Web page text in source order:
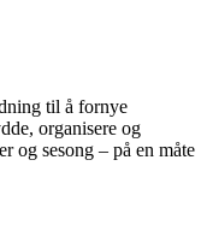
til å fornye
organisere og
og sesong – på en måte